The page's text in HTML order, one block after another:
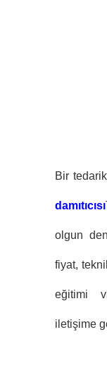
Bir
damıtıcısı
olgun
fiyat,
eğitimi
iletişime